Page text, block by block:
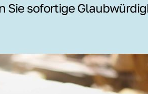
Sie sofortige